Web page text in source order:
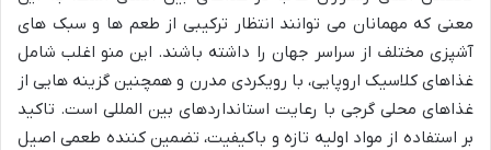
معنی که مهمانان می توانند انتظار ترکیبی از طعم ها و سبک های
آشپزی مختلف از سراسر جهان را داشته باشند. این منو اغلب شامل
غذاهای کلاسیک اروپایی، با رویکردی مدرن و همچنین گزینه هایی از
غذاهای محلی گرجی با رعایت استانداردهای بین المللی است. تاکید
بر استفاده از مواد اولیه تازه و باکیفیت، تضمین کننده طعمی اصیل